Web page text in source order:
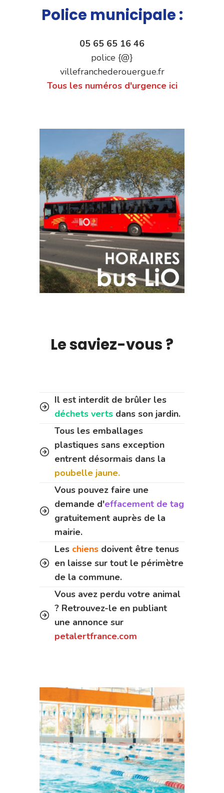
Police municipale :
05 65 65 16 46
police {@}
villefranchederouergue.fr
Tous les numéros d'urgence ici
Le saviez-vous ?
Il est interdit de brûler les
déchets verts dans son jardin.
Tous les emballages
plastiques sans exception
entrent désormais dans la
poubelle jaune.
Vous pouvez faire une
demande d'effacement de tag
gratuitement auprès de la
mairie.
Les chiens doivent être tenus
en laisse sur tout le périmètre
de la commune.
Vous avez perdu votre animal
? Retrouvez-le en publiant
une annonce sur
petalertfrance.com